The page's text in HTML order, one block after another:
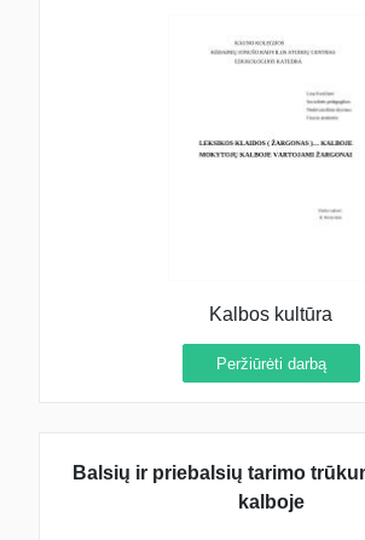
Kalbos kultūra
Peržiūrėti darbą
Balsių ir priebalsių tarimo
kalboje